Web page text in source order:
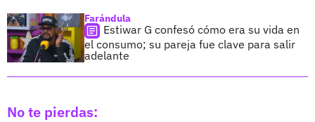
Farándula
Estiwar G confesó cómo era su vida en
el consumo; su pareja fue clave para salir
adelante
No te pierdas: